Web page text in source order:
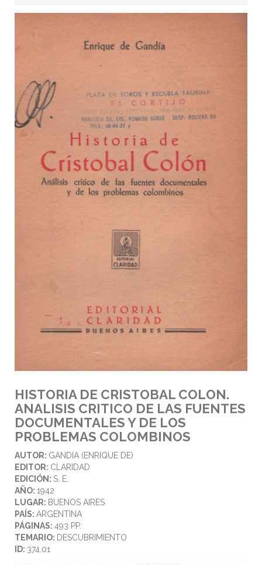
HISTORIA DE CRISTOBAL COLON.
ANALISIS CRITICO DE LAS FUENTES
DOCUMENTALES Y DE LOS
PROBLEMAS COLOMBINOS
AUTOR: GANDIA (ENRIQUE DE)
EDITOR: CLARIDAD
EDICIÓN: S. E.
AÑO: 1942
LUGAR: BUENOS AIRES
PAÍS: ARGENTINA
PÁGINAS: 493 PP.
TEMARIO: DESCUBRIMIENTO
ID: 374.01